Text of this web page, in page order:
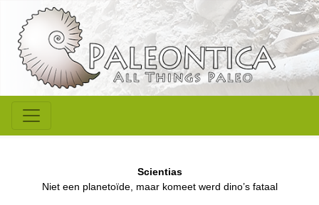
Scientias
Niet een planetoïde, maar komeet werd dino’s fataal